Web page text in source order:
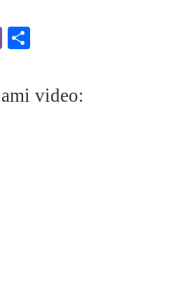
Viber
video: